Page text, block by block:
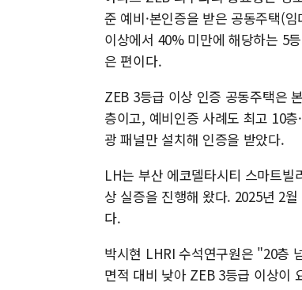
준 예비·본인증을 받은 공동주택(
이상에서 40% 미만에 해당하는 5
은 편이다.
ZEB 3등급 이상 인증 공동주택은
층이고, 예비인증 사례도 최고 10
광 패널만 설치해 인증을 받았다.
LH는 부산 에코델타시티 스마트
상 실증을 진행해 왔다. 2025년 2
다.
박시현 LHRI 수석연구원은 "20층
면적 대비 낮아 ZEB 3등급 이상이